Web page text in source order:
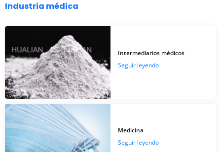
Industria médica
Intermediarios médicos
Seguir leyendo
Medicina
Seguir leyendo